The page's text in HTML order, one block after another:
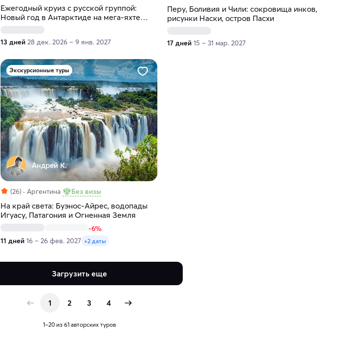
Ежегодный круиз с русской группой:
Новый год в Антарктиде на мега-яхте
13 дней 28 дек. 2026 – 9 янв. 2027
Перу, Боливия и Чили: сокровища инков,
рисунки Наски, остров Пасхи
17 дней 15 – 31 мар. 2027
Экскурсионные туры
Андрей К.
(26) Аргентина Без визы
На край света: Буэнос-Айрес, водопады
Игуасу, Патагония и Огненная Земля
-6%
11 дней 16 – 26 фев. 2027 +2 даты
Загрузить еще
1 2 3 4
1–20 из 61 авторских туров